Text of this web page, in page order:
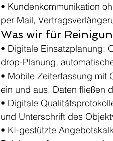
• Kundenkommunikation
per Mail,
Was wir für
• Digitale Einsatzplanung:
drop-Planung,
• Mobile Zeiterfassung mit
ein und aus. Daten fließen
• Digitale
und Unterschrift des
• KI-gestützte